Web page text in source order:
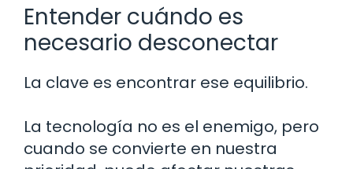
Entender cuándo es
necesario desconectar
La clave es encontrar ese equilibrio.
La tecnología no es el enemigo, pero
cuando se convierte en nuestra